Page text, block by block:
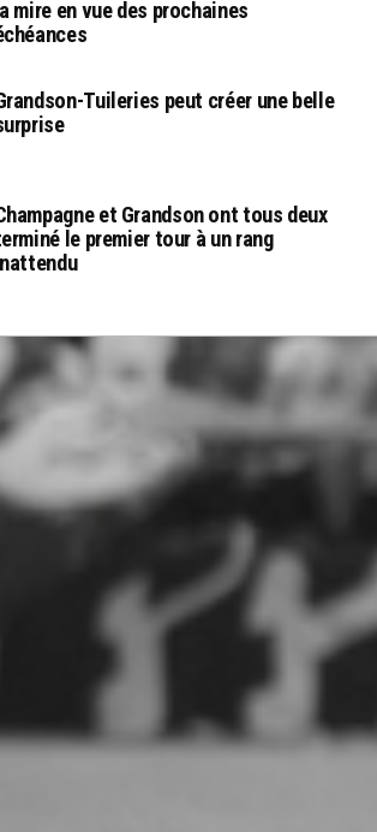
la mire en vue des prochaines
Tuileries peut créer une belle
et Grandson ont tous deux
le premier tour à un rang